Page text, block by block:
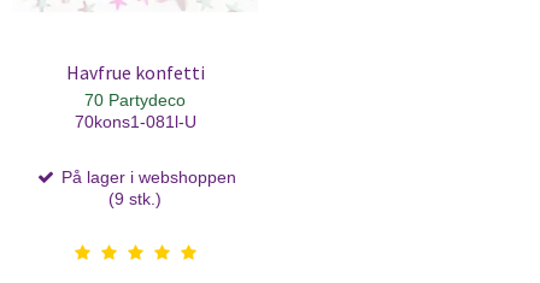
Havfrue konfetti
70 Partydeco
70kons1-081l-U
På lager i webshoppen
(9 stk.)